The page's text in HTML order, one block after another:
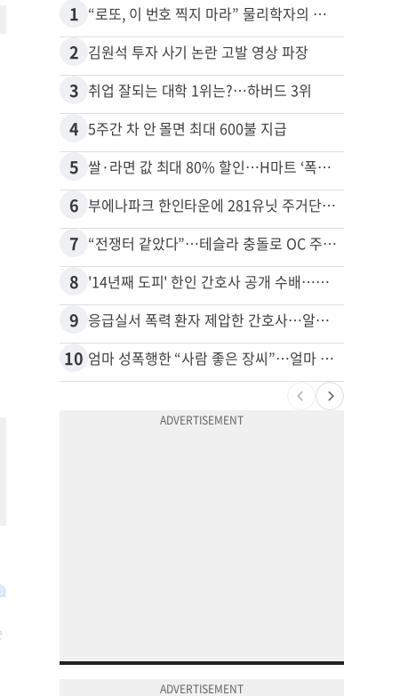
1 “로또, 이 번호 찍지 마라” 물리학자의 당첨금 높이는 비밀
2 김원석 투자 사기 논란 고발 영상 파장
3 취업 잘되는 대학 1위는?…하버드 3위
4 5주간 차 안 몰면 최대 600불 지급
5 쌀·라면 값 최대 80% 할인…H마트 ‘폭탄 세일’
6 부에나파크 한인타운에 281유닛 주거단지 들어선다
7 “전쟁터 같았다”…테슬라 충돌로 OC 주택 4채 파손
8 '14년째 도피' 한인 간호사 공개 수배…메디케어 사기 유죄
9 응급실서 폭력 환자 제압한 간호사…알고 보니
10 엄마 성폭행한 “사람 좋은 장씨”…얼마 뒤 딸 배도 불러왔다